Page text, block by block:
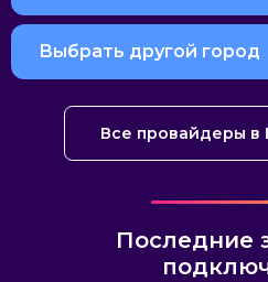
Выбрать другой город
Все провайдеры в
Последние